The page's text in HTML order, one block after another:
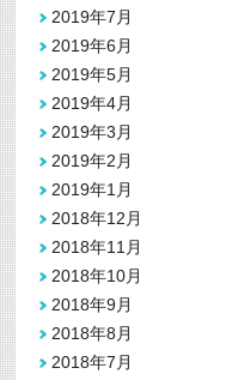
2019年7月
2019年6月
2019年5月
2019年4月
2019年3月
2019年2月
2019年1月
2018年12月
2018年11月
2018年10月
2018年9月
2018年8月
2018年7月